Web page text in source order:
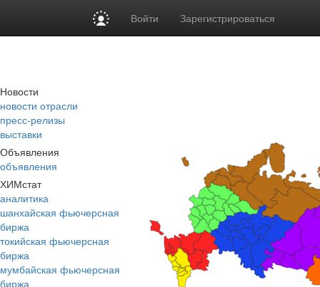
Войти Зарегистрироваться
Новости
новости отрасли
пресс-релизы
выставки
Объявления
объявления
ХИМстат
аналитика
шанхайская фьючерсная
биржа
токийская фьючерсная
биржа
мумбайская фьючерсная
биржа